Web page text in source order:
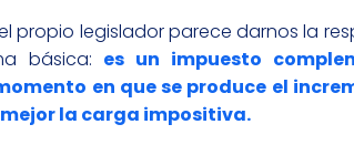
propio legislador parece darnos la
básica: es un impuesto
en que se produce el
la carga impositiva.